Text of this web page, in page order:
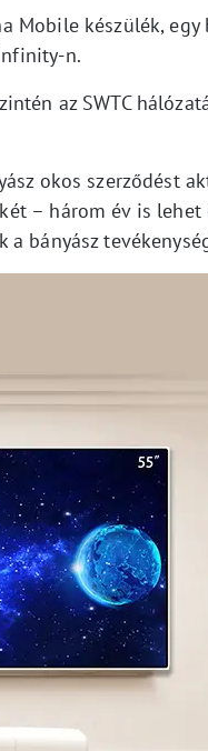
Mobile készülék,
n.
az SWTC
okos szerződést
– három év is lehet
bányász